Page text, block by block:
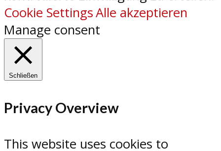
Cookie SettingsAlle akzeptieren
Manage consent
Schließen
Privacy Overview
This website uses cookies to